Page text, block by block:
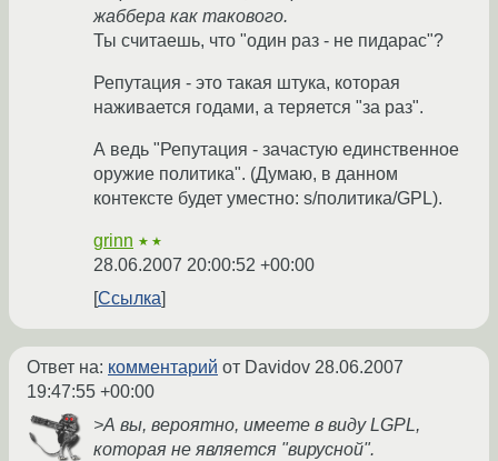
жаббера как такового.
Ты считаешь, что "один раз - не пидарас"?
Репутация - это такая штука, которая
наживается годами, а теряется "за раз".
А ведь "Репутация - зачастую единственное
оружие политика". (Думаю, в данном
контексте будет уместно: s/политика/GPL).
grinn ★★
28.06.2007 20:00:52 +00:00
Ссылка
Ответ на: комментарий от Davidov 28.06.2007
19:47:55 +00:00
>А вы, вероятно, имеете в виду LGPL,
которая не является "вирусной".